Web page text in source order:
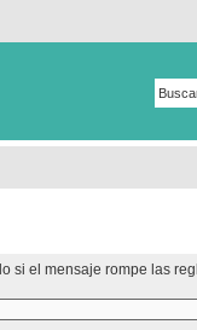
si el mensaje rompe las